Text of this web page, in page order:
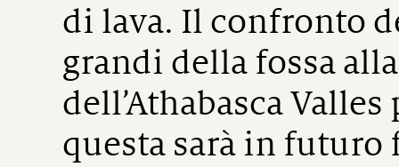
di lava. Il confronto
grandi della fossa
dell’Athabasca
questa sarà in futuro